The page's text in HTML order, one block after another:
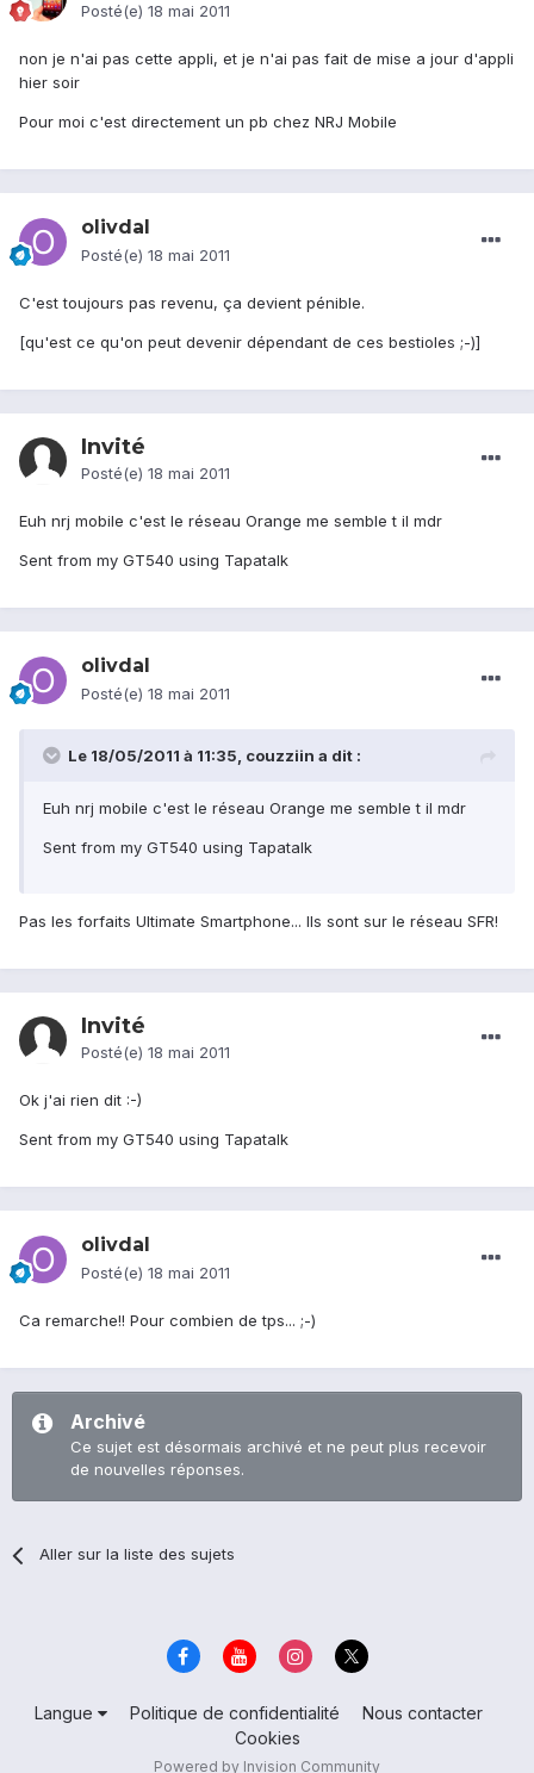
Posté(e) 18 mai 2011
non je n'ai pas cette appli, et je n'ai pas fait de mise a jour d'appli
hier soir
Pour moi c'est directement un pb chez NRJ Mobile
olivdal
Posté(e) 18 mai 2011
C'est toujours pas revenu, ça devient pénible.
[qu'est ce qu'on peut devenir dépendant de ces bestioles ;-)]
Invité
Posté(e) 18 mai 2011
Euh nrj mobile c'est le réseau Orange me semble t il mdr
Sent from my GT540 using Tapatalk
olivdal
Posté(e) 18 mai 2011
Le 18/05/2011 à 11:35, couzziin a dit :
Euh nrj mobile c'est le réseau Orange me semble t il mdr
Sent from my GT540 using Tapatalk
Pas les forfaits Ultimate Smartphone... Ils sont sur le réseau SFR!
Invité
Posté(e) 18 mai 2011
Ok j'ai rien dit :-)
Sent from my GT540 using Tapatalk
olivdal
Posté(e) 18 mai 2011
Ca remarche!! Pour combien de tps... ;-)
Archivé
Ce sujet est désormais archivé et ne peut plus recevoir
de nouvelles réponses.
Aller sur la liste des sujets
Langue Politique de confidentialité
Nous contacter
Cookies
Powered by Invision Community